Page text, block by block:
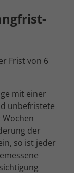
Frist von 6
mit einer
unbefristete
der
so ist jeder